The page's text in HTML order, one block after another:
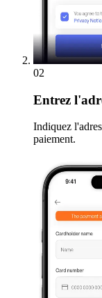
02
Entrez
Indiquez
paiement.